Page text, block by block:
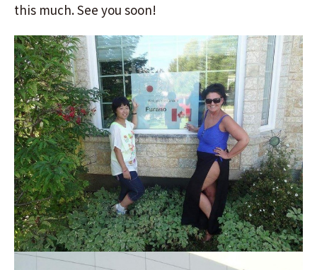
this much. See you soon!